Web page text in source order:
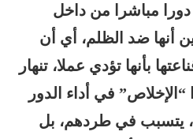
مباشرا من داخل
أنها ضد الظلم، أي أن
بأنها تؤدي عملا، تنهار
في أداء الدور
يتسبب في طردهم، بل